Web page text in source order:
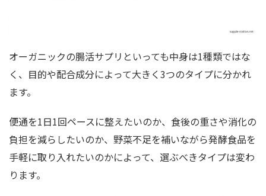
オーガニックの腸活サプリといっても中身は1種類ではな
く、目的や配合成分によって大きく3つのタイプに分かれ
ます。
便通を1日1回ペースに整えたいのか、食後の重さや消化の
負担を減らしたいのか、野菜不足を補いながら発酵食品を
手軽に取り入れたいのかによって、選ぶべきタイプは変わ
ります。